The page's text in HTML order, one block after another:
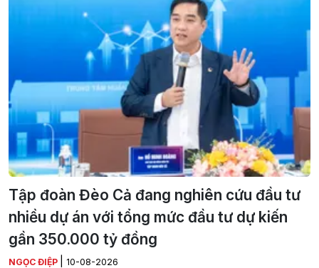
Tập đoàn Đèo Cả đang nghiên cứu đầu tư
nhiều dự án với tổng mức đầu tư dự kiến
gần 350.000 tỷ đồng
NGỌC ĐIỆP 10-08-2026